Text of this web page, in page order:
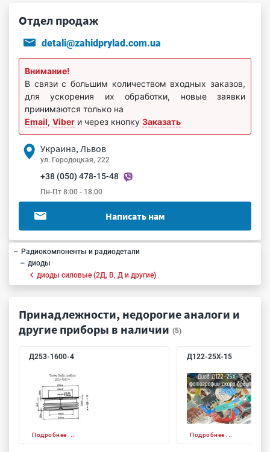
Отдел продаж
detali@zahidprylad.com.ua
Внимание!
В связи с большим количеством входных заказов,
для ускорения их обработки, новые заявки
принимаются только на
Email, Viber и через кнопку Заказать
Украина, Львов
ул. Городоцкая, 222
+38 (050) 478-15-48
Пн-Пт 8:00 - 18:00
Написать нам
Радиокомпоненты и радиодетали
диоды
диоды силовые (2Д, В, Д и другие)
Принадлежности, недорогие аналоги и
другие приборы в наличии (5)
Д253-1600-4
Подробнее ...
Д122-25Х-15
Подробнее ...